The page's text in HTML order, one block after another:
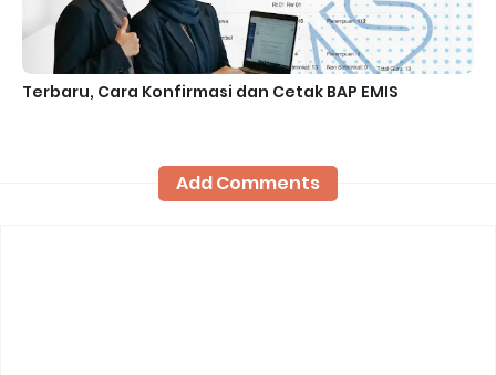
Terbaru, Cara Konfirmasi dan Cetak BAP EMIS
Add Comments